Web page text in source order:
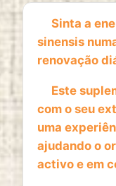
Sinta a
sinensis
renovação
Este
com o seu
uma
ajudando o
activo e em
Name:
_ga, _ga_*
Provider:
Google LLC
Purpose:
Análise
website